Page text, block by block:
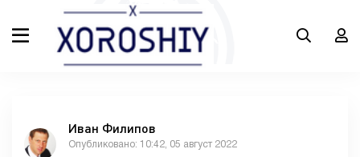
Иван Филипов
Опубликовано: 10:42, 05 август 2022